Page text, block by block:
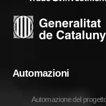
Automazioni
Automazione del